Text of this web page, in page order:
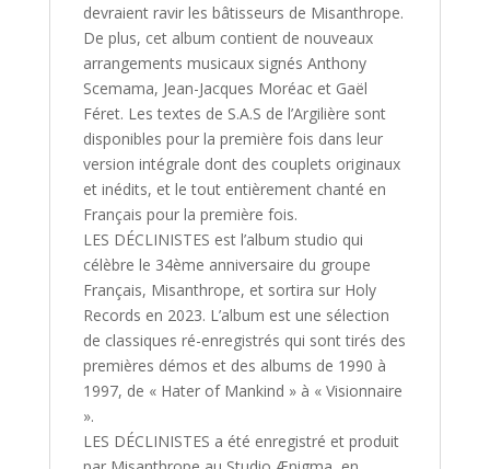
devraient ravir les bâtisseurs de Misanthrope.
De plus, cet album contient de nouveaux
arrangements musicaux signés Anthony
Scemama, Jean-Jacques Moréac et Gaël
Féret. Les textes de S.A.S de l’Argilière sont
disponibles pour la première fois dans leur
version intégrale dont des couplets originaux
et inédits, et le tout entièrement chanté en
Français pour la première fois.
LES DÉCLINISTES est l’album studio qui
célèbre le 34ème anniversaire du groupe
Français, Misanthrope, et sortira sur Holy
Records en 2023. L’album est une sélection
de classiques ré-enregistrés qui sont tirés des
premières démos et des albums de 1990 à
1997, de « Hater of Mankind » à « Visionnaire
».
LES DÉCLINISTES a été enregistré et produit